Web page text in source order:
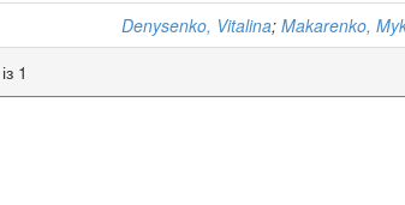
Denysenko, Vitalina; Makarenko,
1